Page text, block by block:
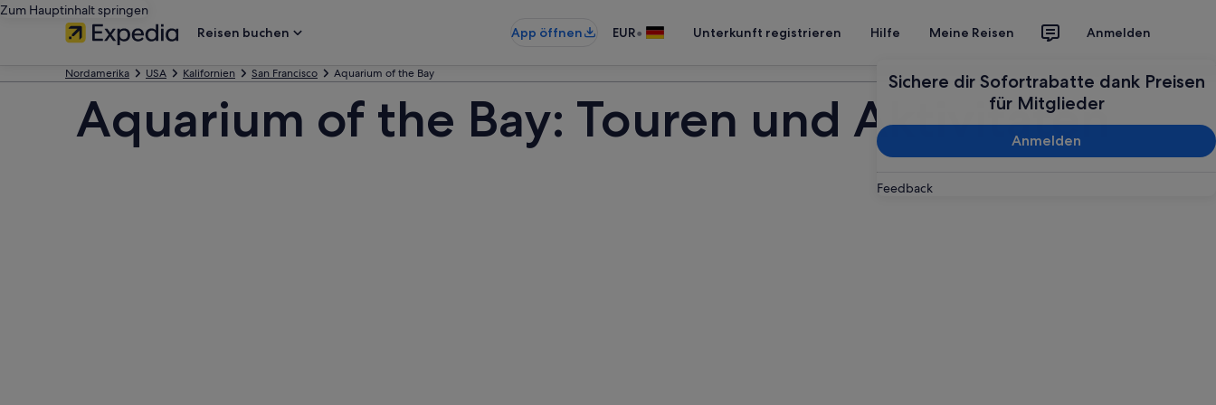
Zum Hauptinhalt springen
Reisen buchen
App öffnen EUR• Unterkunft registrieren Hilfe Meine Reisen Anmelden
Sichere dir Sofortrabatte dank Preisen
für Mitglieder
Anmelden
Feedback
Nordamerika USA Kalifornien San Francisco Aquarium of the Bay Deine Reise planen
Aquarium of the Bay: Touren und Aktivitäten